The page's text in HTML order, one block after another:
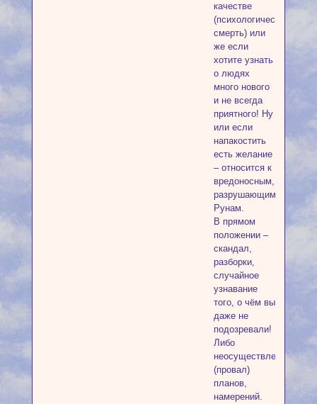
качестве
(психологическая
смерть) или
же если
хотите узнать
о людях
много нового
и не всегда
приятного! Ну
или если
напакостить
есть желание
– относится к
вредоносным,
разрушающим
Рунам.
В прямом
положении –
скандал,
разборки,
случайное
узнавание
того, о чём вы
даже не
подозревали!
Либо
неосуществление
(провал)
планов,
намерений.